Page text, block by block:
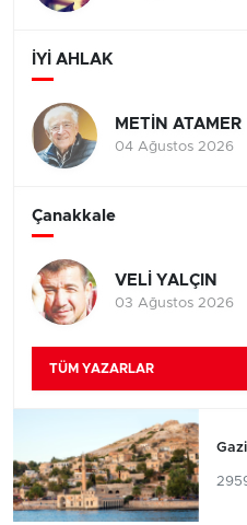
İYİ AHLAK
METİN ATAMER
04 Ağustos 2026
Çanakkale
VELİ YALÇIN
03 Ağustos 2026
TÜM YAZARLAR